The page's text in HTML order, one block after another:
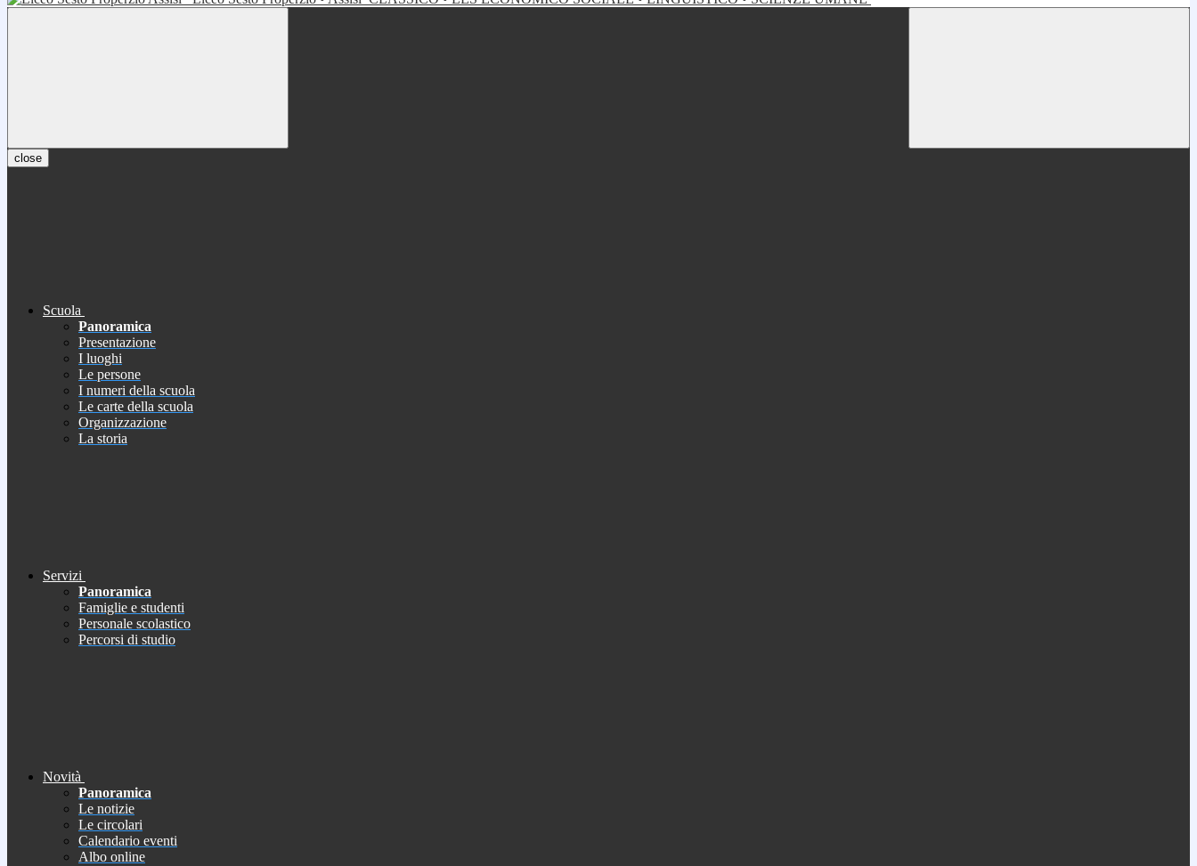
close
Scuola
Panoramica
Presentazione
I luoghi
Le persone
I numeri della scuola
Le carte della scuola
Organizzazione
La storia
Servizi
Panoramica
Famiglie e studenti
Personale scolastico
Percorsi di studio
Novità
Panoramica
Le notizie
Le circolari
Calendario eventi
Albo online